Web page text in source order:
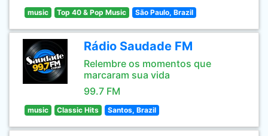
music Top 40 & Pop Music São Paulo, Brazil
Rádio Saudade FM
Relembre os momentos que
marcaram sua vida
99.7 FM
music Classic Hits Santos, Brazil